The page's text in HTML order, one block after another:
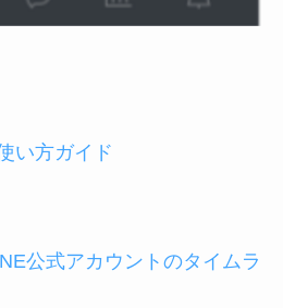
い方ガイド
公式アカウントのタイムラ